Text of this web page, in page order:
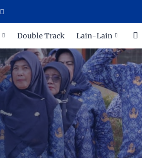
Double Track Lain-Lain